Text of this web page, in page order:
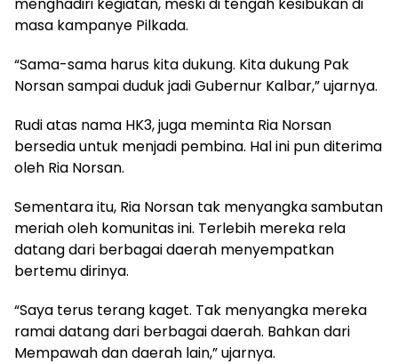
masa kampanye Pilkada.
“Sama-sama harus kita dukung. Kita dukung Pak
Norsan sampai duduk jadi Gubernur Kalbar,” ujarnya.
Rudi atas nama HK3, juga meminta Ria Norsan
bersedia untuk menjadi pembina. Hal ini pun diterima
oleh Ria Norsan.
Sementara itu, Ria Norsan tak menyangka sambutan
meriah oleh komunitas ini. Terlebih mereka rela
datang dari berbagai daerah menyempatkan
bertemu dirinya.
“Saya terus terang kaget. Tak menyangka mereka
ramai datang dari berbagai daerah. Bahkan dari
Mempawah dan daerah lain,” ujarnya.